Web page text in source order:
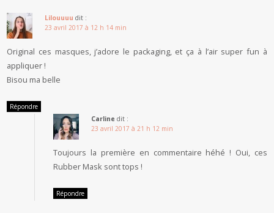
Lilouuuu dit :
23 avril 2017 à 12 h 14 min
Original ces masques, j’adore le packaging, et ça à l’air super fun à
appliquer !
Bisou ma belle
Répondre
Carline dit :
23 avril 2017 à 21 h 12 min
Toujours la première en commentaire héhé ! Oui, ces
Rubber Mask sont tops !
Répondre